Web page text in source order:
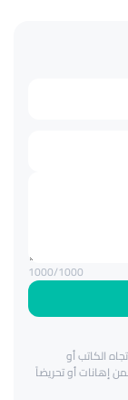
1000/1000
الكاتب أو
إهانات أو تحريضاً